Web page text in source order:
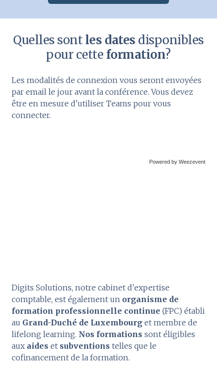
Quelles sontles dates disponibles
pour cette formation?
Les modalités de connexion vous seront envoyées
par email le jour avant la conférence. Vous devez
être en mesure d'utiliser Teams pour vous
connecter.
Powered by Weezevent
Digits Solutions, notre cabinet d'expertise
comptable, est également un organisme de
formation professionnelle continue (FPC) établi
au Grand-Duché de Luxembourg et membre de
lifelong learning. Nos formations sont éligibles
aux aides et subventions telles que le
cofinancement de la formation.